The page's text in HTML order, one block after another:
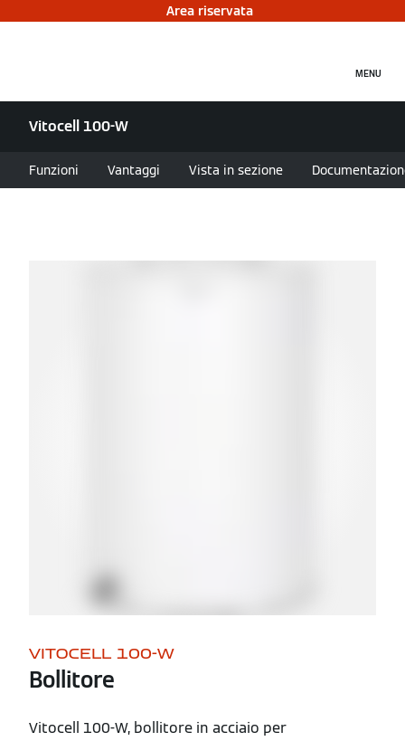
Area riservata
MENU
Vitocell 100-W
Funzioni Vantaggi Vista in sezione
VITOCELL 100-W
Bollitore
Vitocell 100-W, bollitore in acciaio per